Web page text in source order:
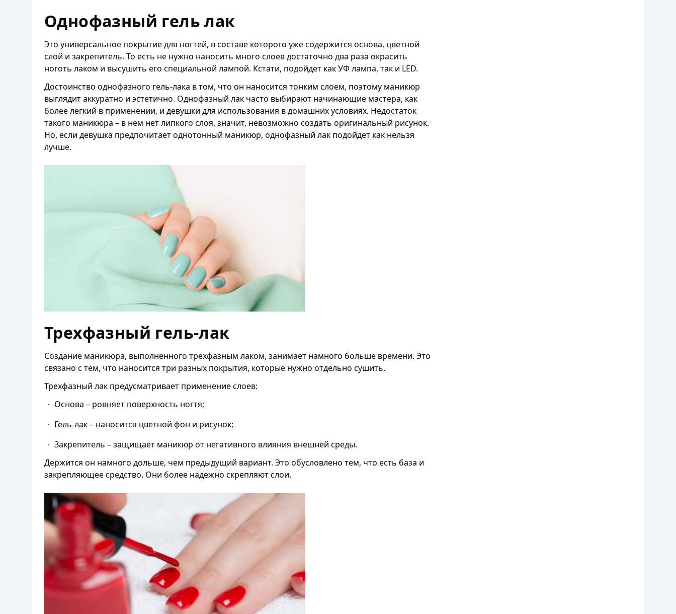
Однофазный гель лак
Это универсальное покрытие для ногтей, в составе которого уже содержится основа, цветной
слой и закрепитель. То есть не нужно наносить много слоев достаточно два раза окрасить
ноготь лаком и высушить его специальной лампой. Кстати, подойдет как УФ лампа, так и LED.
Достоинство однофазного гель-лака в том, что он наносится тонким слоем, поэтому маникюр
выглядит аккуратно и эстетично. Однофазный лак часто выбирают начинающие мастера, как
более легкий в применении, и девушки для использования в домашних условиях. Недостаток
такого маникюра – в нем нет липкого слоя, значит, невозможно создать оригинальный рисунок.
Но, если девушка предпочитает однотонный маникюр, однофазный лак подойдет как нельзя
лучше.
Трехфазный гель-лак
Создание маникюра, выполненного трехфазным лаком, занимает намного больше времени. Это
связано с тем, что наносится три разных покрытия, которые нужно отдельно сушить.
Трехфазный лак предусматривает применение слоев:
Основа – ровняет поверхность ногтя;
Гель-лак – наносится цветной фон и рисунок;
Закрепитель – защищает маникюр от негативного влияния внешней среды.
Держится он намного дольше, чем предыдущий вариант. Это обусловлено тем, что есть база и
закрепляющее средство. Они более надежно скрепляют слои.